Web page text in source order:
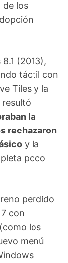
de los
(2013),
táctil con
Tiles y la
resultó
la
rechazaron
y la
poco
perdido
con
los
menú